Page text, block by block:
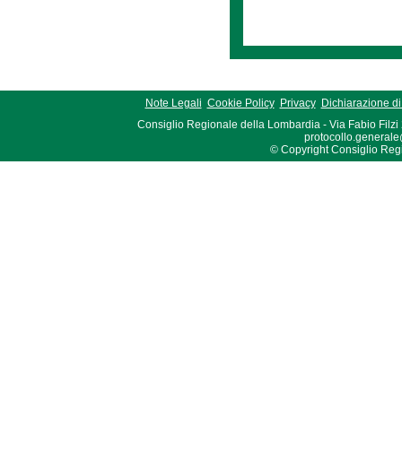
Note Legali Cookie Policy Privacy
Dichiarazione
Consiglio Regionale della Lombardia - Via Fabio Filzi
© Copyright Consiglio